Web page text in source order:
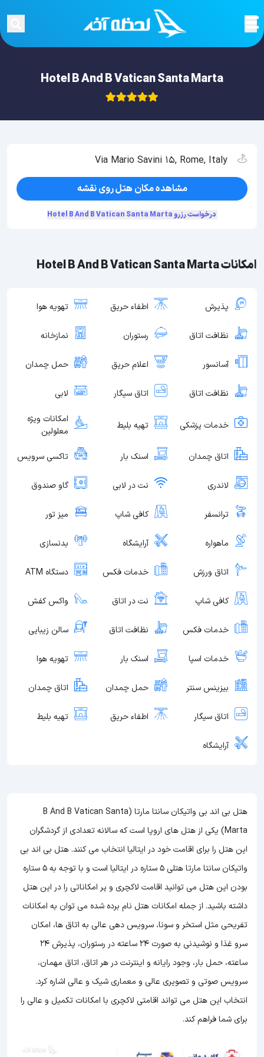
Hotel B And B Vatican Santa Marta
امکانات Hotel B And B Vatican Santa Marta
پذیرش اطفاء حریق تهویه هوا
نظافت اتاق رستوران نمازخانه
آسانسور اعلام حریق حمل چمدان
نظافت اتاق اتاق سیگار لابی
خدمات پزشکی تهیه بلیط
امکانات ویژه
معلولین
اتاق چمدان اسنک بار تاکسی سرویس
لاندری نت در لابی گاو صندوق
ترانسفر کافی شاپ میز تور
ماهواره آرایشگاه بدنسازی
اتاق ورزش خدمات فکس دستگاه ATM
کافی شاپ نت در اتاق واکس کفش
خدمات فکس نظافت اتاق سالن زیبایی
خدمات اسپا اسنک بار تهویه هوا
بیزینس سنتر حمل چمدان اتاق چمدان
اتاق سیگار اطفاء حریق تهیه بلیط
آرایشگاه
هتل بی اند بی واتیکان سانتا مارتا (B And B Vatican Santa
Marta) یکی از هتل های اروپا است که سالانه تعدادی از گردشگران
این هتل را برای اقامت خود در ایتالیا انتخاب می کنند. هتل بی اند بی
واتیکان سانتا مارتا هتلی 5 ستاره در ایتالیا است و با توجه به 5 ستاره
بودن این هتل می توانید اقامت لاکچری و پر امکاناتی را در این هتل
داشته باشید. از جمله امکانات هتل نام برده شده می توان به امکانات
تفریحی مثل استخر و سونا، سرویس دهی عالی به اتاق ها، امکان
سرو غذا و نوشیدنی به صورت 24 ساعته در رستوران، پذیرش 24
ساعته، حمل بار، وجود رایانه و اینترنت در هر اتاق، اتاق مهمان،
سرویس صوتی و تصویری عالی و معماری شیک و عالی اشاره کرد.
انتخاب این هتل می تواند اقامتی لاکچری با امکانات تکمیل و عالی را
برای شما فراهم کند.
Via Mario Savini 15, Rome, Italy
مشاهده مکان هتل روی نقشه
درخواست رزرو Hotel B And B Vatican Santa Marta